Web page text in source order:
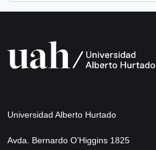
Universidad Alberto Hurtado
Avda. Bernardo O’Higgins 1825